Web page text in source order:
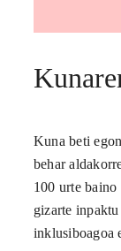
Kuna beti
behar
100 urte
gizarte
inklusiboagoa